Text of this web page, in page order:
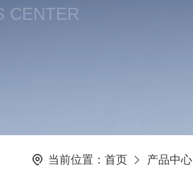
CENTER
当前位置： 首页 产品中心